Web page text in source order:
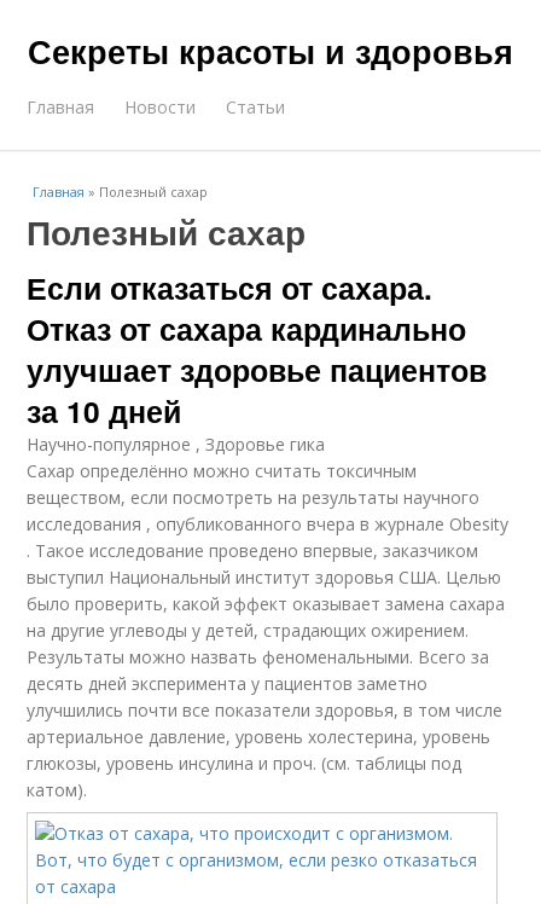
Секреты красоты и здоровья
Главная Новости Статьи
Главная » Полезный сахар
Полезный сахар
Если отказаться от сахара.
Отказ от сахара кардинально
улучшает здоровье пациентов
за 10 дней
Научно-популярное , Здоровье гика
Сахар определённо можно считать токсичным
веществом, если посмотреть на результаты научного
исследования , опубликованного вчера в журнале Obesity
. Такое исследование проведено впервые, заказчиком
выступил Национальный институт здоровья США. Целью
было проверить, какой эффект оказывает замена сахара
на другие углеводы у детей, страдающих ожирением.
Результаты можно назвать феноменальными. Всего за
десять дней эксперимента у пациентов заметно
улучшились почти все показатели здоровья, в том числе
артериальное давление, уровень холестерина, уровень
глюкозы, уровень инсулина и проч. (см. таблицы под
катом).